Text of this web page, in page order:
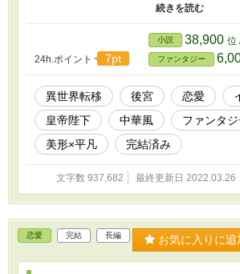
だと気付く。 帰り道もわからないまま、広々
物に閉じ込められながらも、悪くもない待遇
それが何のために行われているのかわからなか
できないけれど、意思の疎通を図れるフォーエ
も、理音は少しずつ自分の状況を受け入れてい
ォーエンの隣に座して、理音はいつしかフォ
と思い始めていた。 どこにいても、フォーエン
きか考えながら、理音は動き出す。 小説家にな
です。
24h.ポイント 7pt
小説 38,900 位
ファンタジー
異世界転移 後宮 恋愛
皇帝陛下
中華風
ファンタジ
美形×平凡
完結済み
文字数 937,682 最終更新日 2022.03.26
恋愛 完結 長編 お気に入りに追